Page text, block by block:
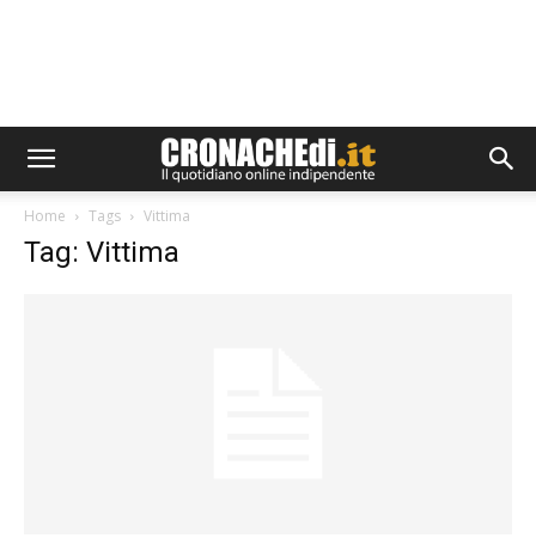
Home Tags Vittima
Tag: Vittima